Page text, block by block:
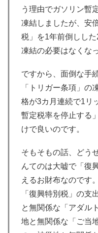
う理由でガソリン暫
凍結しましたが、安
税」を1年前倒しし
凍結の必要はなくな
ですから、面倒な手
「トリガー条項」の
格が3カ月連続で1リ
暫定税率を停止する
けで良いのです。
そもそもの話、どう
んてのは大嘘で「復
えるお財布なのです
「復興特別税」の支
と無関係な「アダル
地と無関係な「ご当